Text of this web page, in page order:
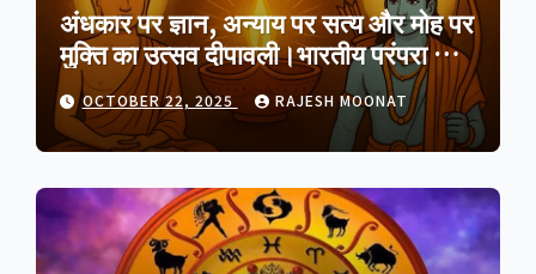
अंधकार पर ज्ञान, अन्याय पर सत्य और मोह पर
मुक्ति का उत्सव दीपावली।भारतीय परंपरा का
यह त्योहार आत्मप्रकाश का प्रतीक है
OCTOBER 22, 2025 RAJESH MOONAT